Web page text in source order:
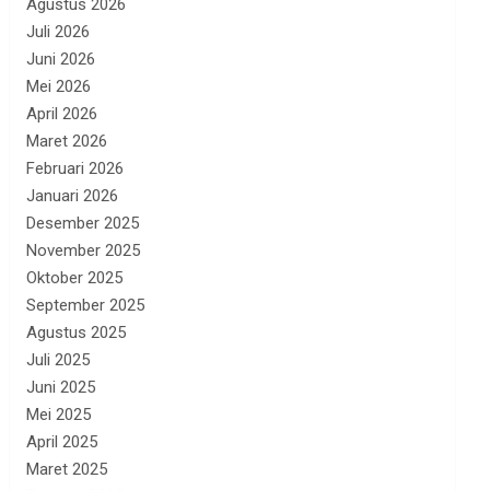
Agustus 2026
Juli 2026
Juni 2026
Mei 2026
April 2026
Maret 2026
Februari 2026
Januari 2026
Desember 2025
November 2025
Oktober 2025
September 2025
Agustus 2025
Juli 2025
Juni 2025
Mei 2025
April 2025
Maret 2025